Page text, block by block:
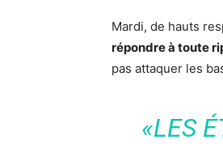
Mardi, de hauts
répondre à toute
pas attaquer les
«LES